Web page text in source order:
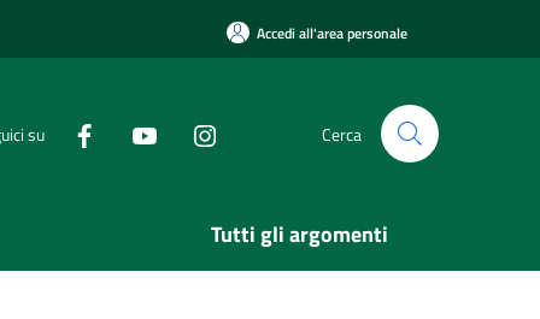
Accedi all'area personale
su Cerca
Tutti gli argomenti